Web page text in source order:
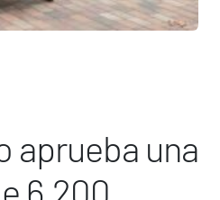
aprueba una
6.200